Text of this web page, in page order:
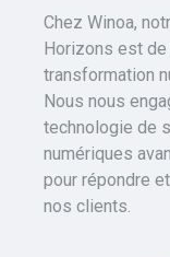
Chez Winoa,
Horizons est
transformation
Nous nous
technologie de
numériques
pour répondre
nos clients.